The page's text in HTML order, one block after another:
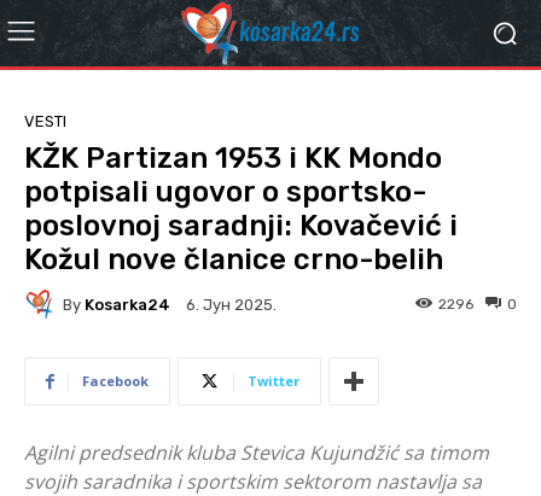
VESTI
KŽK Partizan 1953 i KK Mondo
potpisali ugovor o sportsko-
poslovnoj saradnji: Kovačević i
Kožul nove članice crno-belih
By Kosarka24 6. Јун 2025. 0
2296
Facebook Twitter
Agilni predsednik kluba Stevica Kujundžić sa timom
svojih saradnika i sportskim sektorom nastavlja sa